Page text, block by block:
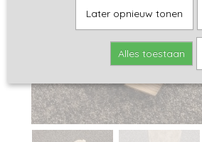
Later opnieuw tonen
Alles toestaan